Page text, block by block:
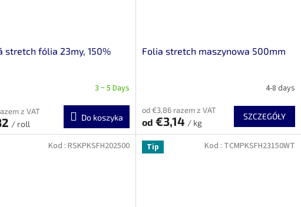
stretch fólia 23my, 150%
3 ~ 5 Days
z VAT
/ roll
Do koszyka
Folia stretch maszynowa 500mm
4-8 days
od €3,86 razem z VAT
od €3,14 / kg
SZCZEGÓŁY
Kod : RSKPKSFH202500 Tip Kod : TCMPKSFH23150WT